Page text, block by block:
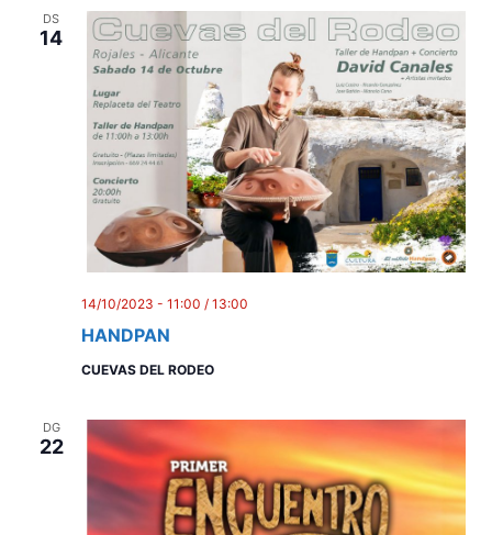
DS
14
HANDPAN
14/10/2023 - 11:00 / 13:00
CUEVAS DEL RODEO
DG
22